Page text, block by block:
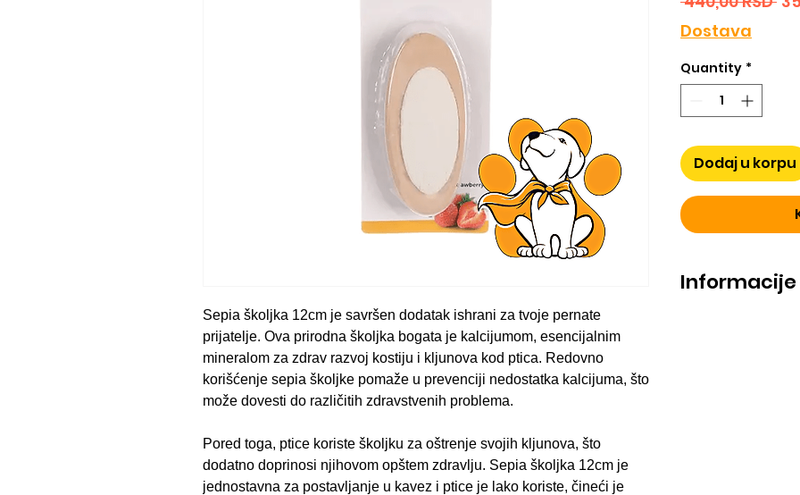
Sepia školjka 12cm je savršen dodatak ishrani za tvoje pernate
prijatelje. Ova prirodna školjka bogata je kalcijumom, esencijalnim
mineralom za zdrav razvoj kostiju i kljunova kod ptica. Redovno
korišćenje sepia školjke pomaže u prevenciji nedostatka kalcijuma, što
može dovesti do različitih zdravstvenih problema.
Pored toga, ptice koriste školjku za oštrenje svojih kljunova, što
dodatno doprinosi njihovom opštem zdravlju. Sepia školjka 12cm je
jednostavna za postavljanje u kavez i ptice je lako koriste, čineći je
Dostava
Quantity *
Dodaj u korpu
Informacije